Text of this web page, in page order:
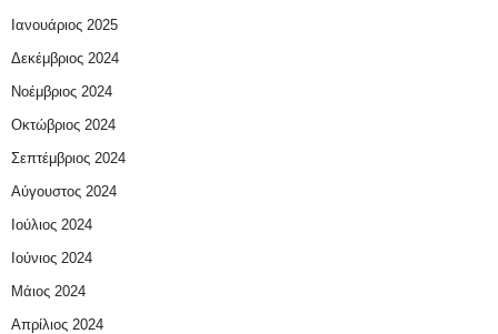
Ιανουάριος 2025
Δεκέμβριος 2024
Νοέμβριος 2024
Οκτώβριος 2024
Σεπτέμβριος 2024
Αύγουστος 2024
Ιούλιος 2024
Ιούνιος 2024
Μάιος 2024
Απρίλιος 2024